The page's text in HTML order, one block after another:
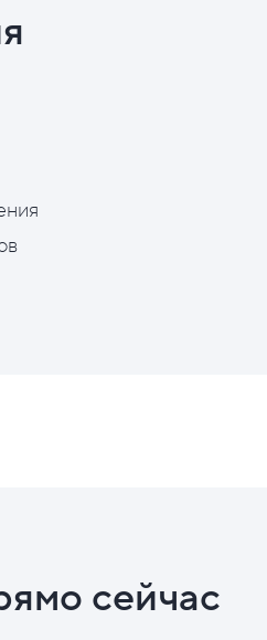
сейчас